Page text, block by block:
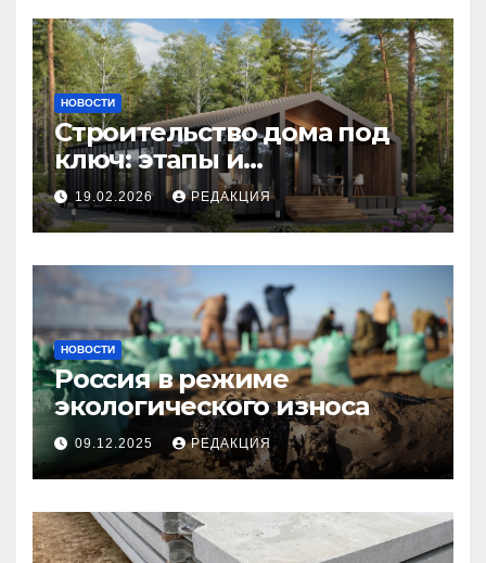
НОВОСТИ
Строительство дома под
ключ: этапы и
планирование бюджета
19.02.2026 РЕДАКЦИЯ
НОВОСТИ
Россия в режиме
экологического износа
09.12.2025 РЕДАКЦИЯ